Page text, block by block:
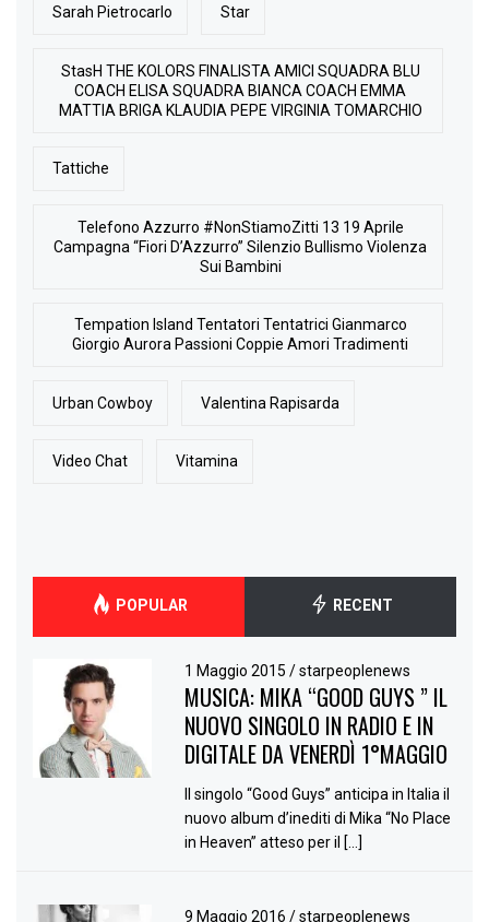
Sarah Pietrocarlo Star
StasH THE KOLORS FINALISTA AMICI SQUADRA BLU
COACH ELISA SQUADRA BIANCA COACH EMMA
MATTIA BRIGA KLAUDIA PEPE VIRGINIA TOMARCHIO
Tattiche
Telefono Azzurro #NonStiamoZitti 13 19 Aprile
Campagna “Fiori D’Azzurro” Silenzio Bullismo Violenza
Sui Bambini
Tempation Island Tentatori Tentatrici Gianmarco
Giorgio Aurora Passioni Coppie Amori Tradimenti
Urban Cowboy Valentina Rapisarda
Video Chat Vitamina
POPULAR RECENT
1 Maggio 2015/ starpeoplenews
MUSICA: MIKA “GOOD GUYS ” IL
NUOVO SINGOLO IN RADIO E IN
DIGITALE DA VENERDÌ 1°MAGGIO
Il singolo “Good Guys” anticipa in Italia il
nuovo album d’inediti di Mika “No Place
in Heaven” atteso per il […]
9 Maggio 2016/ starpeoplenews